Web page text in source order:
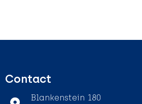
Contact
Blankenstein 180